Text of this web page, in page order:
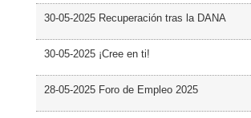
30-05-2025 Recuperación tras la DANA
30-05-2025 ¡Cree en ti!
28-05-2025 Foro de Empleo 2025